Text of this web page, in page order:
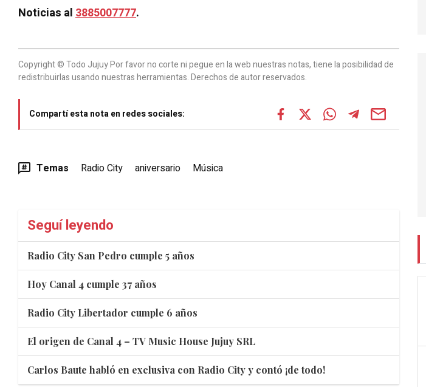
Noticias al3885007777.
Copyright © Todo Jujuy Por favor no corte ni pegue en la web nuestras notas, tiene la posibilidad de
redistribuirlas usando nuestras herramientas. Derechos de autor reservados.
Compartí esta nota en redes sociales:
Temas Radio City aniversario Música
Seguí leyendo
Radio City San Pedro cumple 5 años
Hoy Canal 4 cumple 37 años
Radio City Libertador cumple 6 años
El origen de Canal 4 – TV Music House Jujuy SRL
Carlos Baute habló en exclusiva con Radio City y contó ¡de todo!